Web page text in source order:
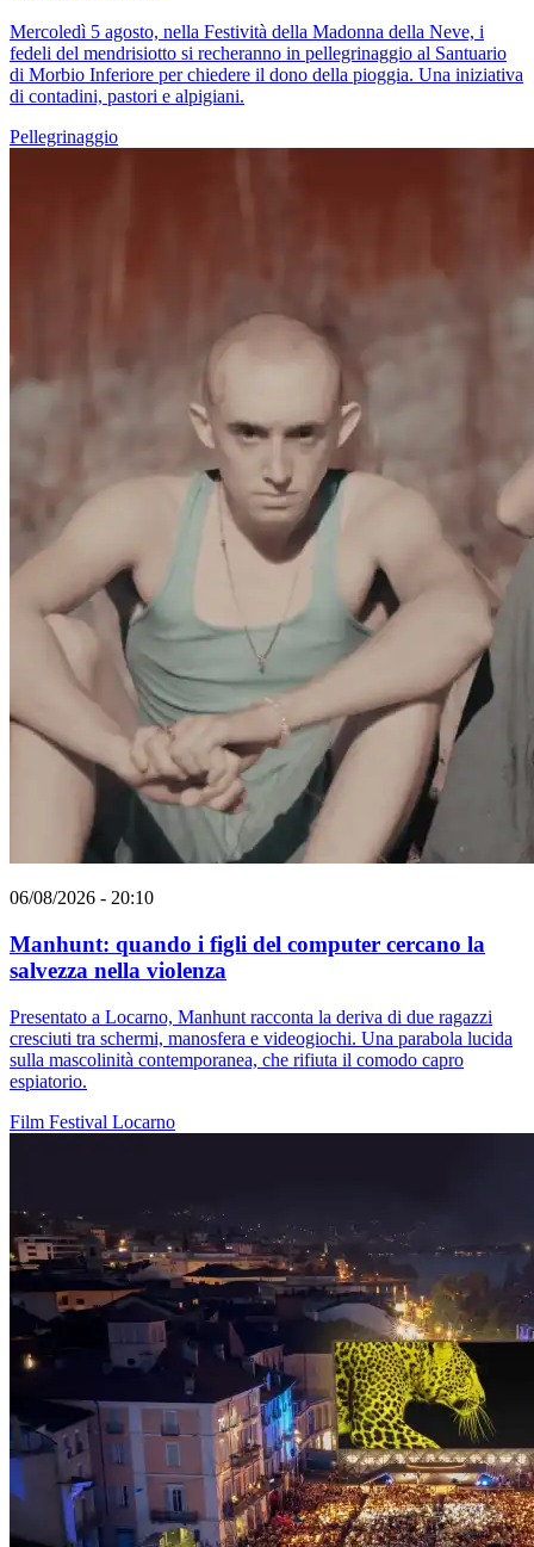
Mercoledì 5 agosto, nella Festività della Madonna della Neve, i
fedeli del mendrisiotto si recheranno in pellegrinaggio al Santuario
di Morbio Inferiore per chiedere il dono della pioggia. Una iniziativa
di contadini, pastori e alpigiani.
Pellegrinaggio
06/08/2026 - 20:10
Manhunt: quando i figli del computer cercano la
salvezza nella violenza
Presentato a Locarno, Manhunt racconta la deriva di due ragazzi
cresciuti tra schermi, manosfera e videogiochi. Una parabola lucida
sulla mascolinità contemporanea, che rifiuta il comodo capro
espiatorio.
Film Festival Locarno